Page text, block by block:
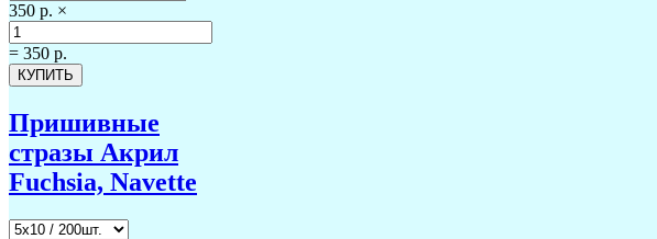
350 р. ×
= 350 р.
Пришивные
стразы Акрил
Fuchsia, Navette